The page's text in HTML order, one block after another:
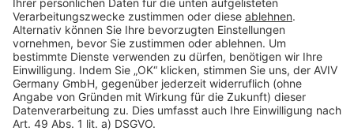
Rechtliches
AGB-Übersicht
Datenschutz
Impressum